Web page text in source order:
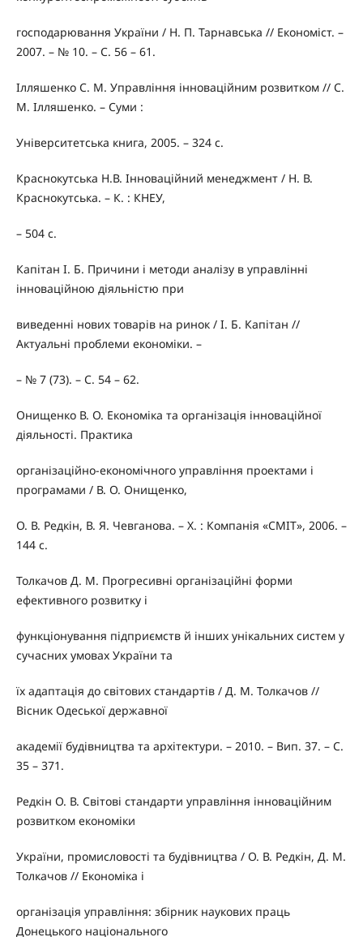
господарювання України / Н. П. Тарнавська // Економіст. –
2007. – № 10. – С. 56 – 61.
Ілляшенко С. М. Управління інноваційним розвитком // С.
М. Ілляшенко. – Суми :
Університетська книга, 2005. – 324 с.
Краснокутська Н.В. Інноваційний менеджмент / Н. В.
Краснокутська. – К. : КНЕУ,
– 504 с.
Капітан І. Б. Причини і методи аналізу в управлінні
інноваційною діяльністю при
виведенні нових товарів на ринок / І. Б. Капітан //
Актуальні проблеми економіки. –
– № 7 (73). – С. 54 – 62.
Онищенко В. О. Економіка та організація інноваційної
діяльності. Практика
організаційно-економічного управління проектами і
програмами / В. О. Онищенко,
О. В. Редкін, В. Я. Чевганова. – Х. : Компанія «СМІТ», 2006. –
144 с.
Толкачов Д. М. Прогресивні організаційні форми
ефективного розвитку і
функціонування підприємств й інших унікальних систем у
сучасних умовах України та
їх адаптація до світових стандартів / Д. М. Толкачов //
Вісник Одеської державної
академії будівництва та архітектури. – 2010. – Вип. 37. – С.
35 – 371.
Редкін О. В. Світові стандарти управління інноваційним
розвитком економіки
України, промисловості та будівництва / О. В. Редкін, Д. М.
Толкачов // Економіка і
організація управління: збірник наукових праць
Донецького національного